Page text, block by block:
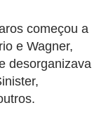
começou a
e Wagner,
desorganizava